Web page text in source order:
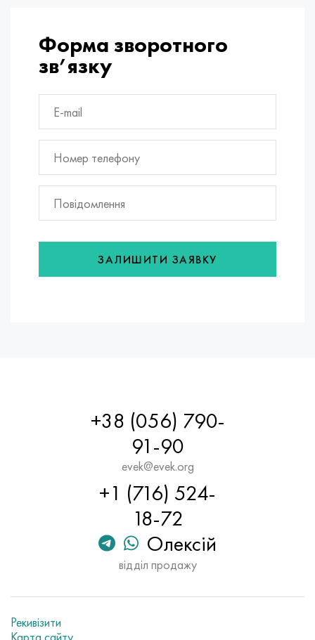
Форма зворотного
зв’язку
ЗАЛИШИТИ ЗАЯВКУ
+38 (056) 790-
91-90
evek@evek.org
+1 (716) 524-
18-72
Олексій
відділ продажу
Рекивізити